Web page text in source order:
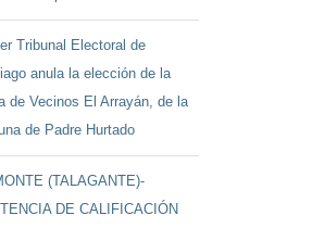
Tribunal Electoral de
anula la elección de la
de Vecinos El Arrayán, de la
de Padre Hurtado
(TALAGANTE)-
DE CALIFICACIÓN